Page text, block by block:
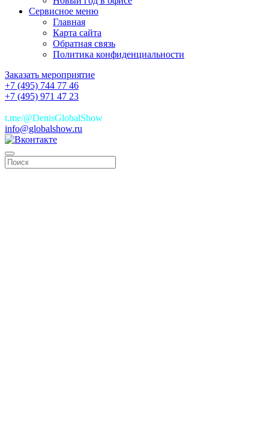
Сервисное меню
Главная
Карта сайта
Обратная связь
Политика конфиденциальности
Заказать мероприятие
+7 (495) 744 77 46
+7 (495) 971 47 23
t.me/@DenisGlobalShow
info@globalshow.ru